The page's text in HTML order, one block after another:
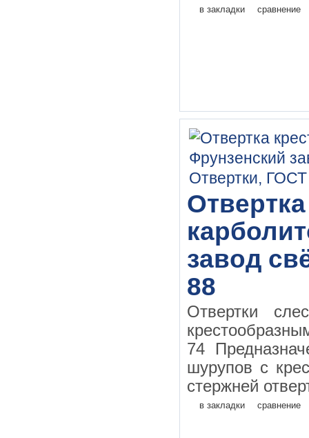
в закладки сравнение
завод
88
Отвертки
74
шурупов с
стержней
в закладки сравнение